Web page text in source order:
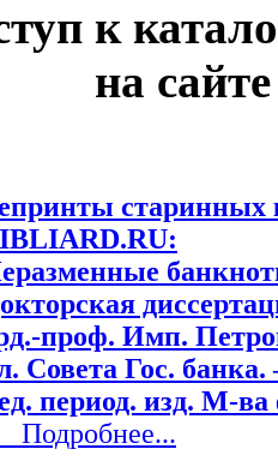
к
на
старинных
проф. Имп.
Совета Гос.
период. изд. М-ва
Подробнее...